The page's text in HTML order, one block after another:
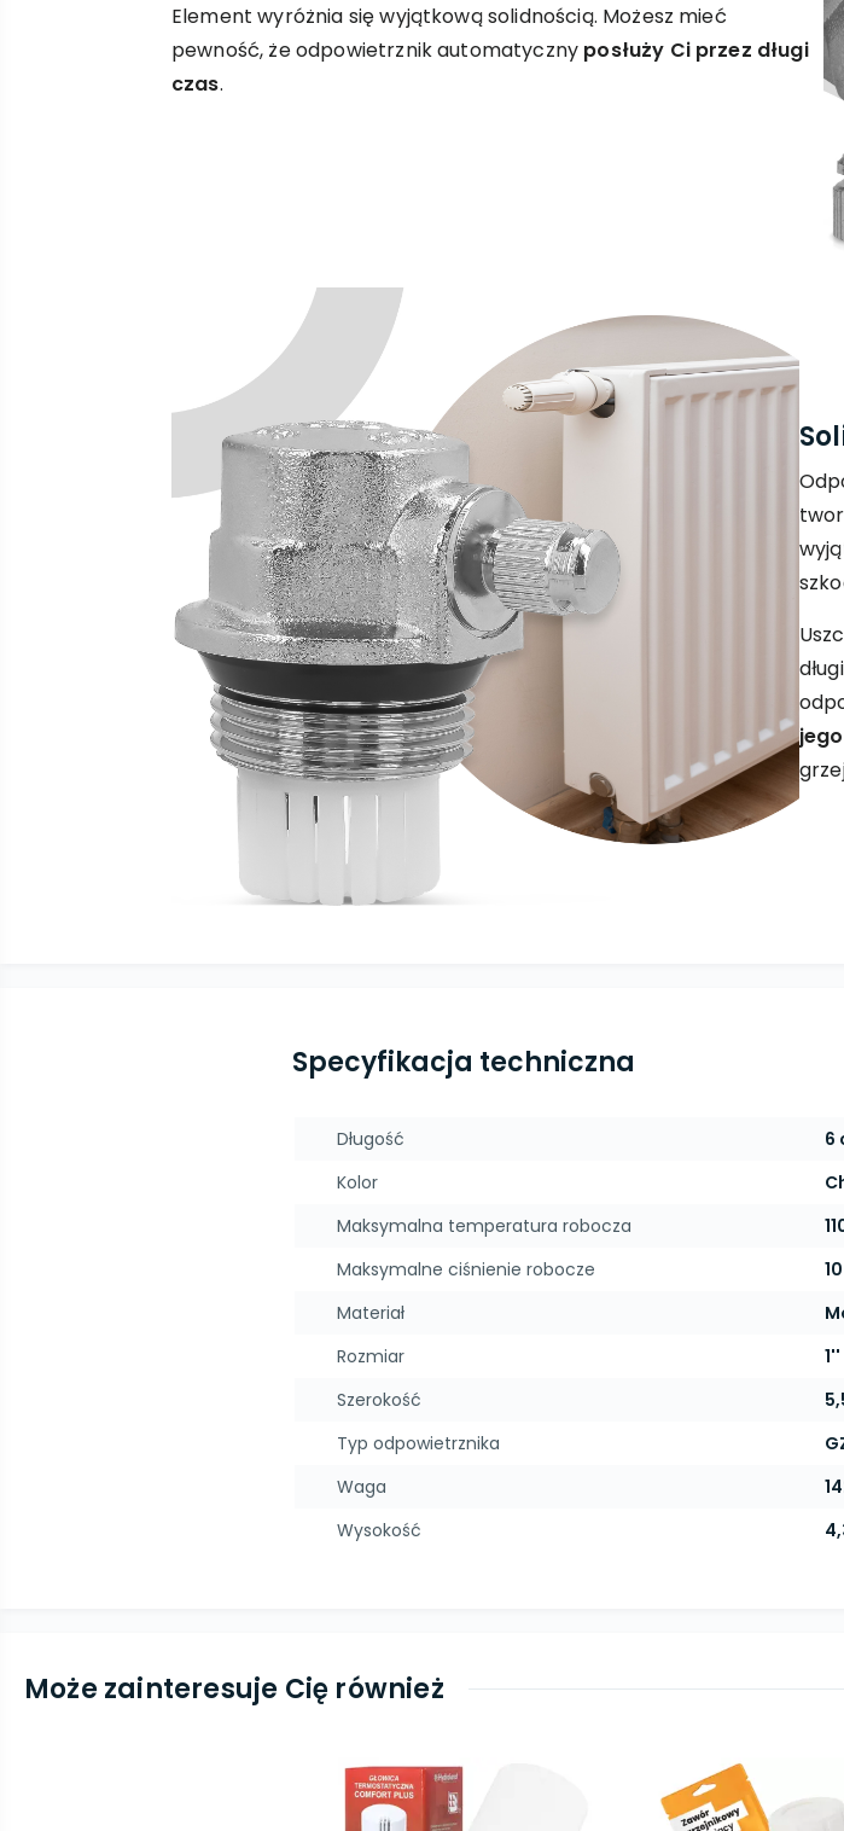
Element wyróżnia się wyjątkową solidnością. Możesz mieć
pewność, że odpowietrznik automatyczny posłuży Ci przez długi
czas.
Specyfikacja techniczna
Długość
6
Kolor
Maksymalna temperatura robocza
Maksymalne ciśnienie robocze
Materiał
Rozmiar
1''
Szerokość
Typ odpowietrznika
Waga
Wysokość
Może zainteresuje Cię również